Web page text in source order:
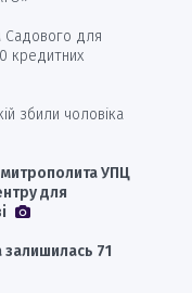
Садового для
кредитних
збили чоловіка
УПЦ
для
залишилась 71